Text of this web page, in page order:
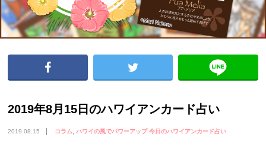
2019年8月15日のハワイアンカード占い
2019.08.15 コラム ハワイの風でパワーアップ 今日のハワイアンカード占い